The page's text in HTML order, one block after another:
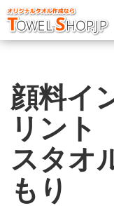
顔料イ
リント
スタオ
もり